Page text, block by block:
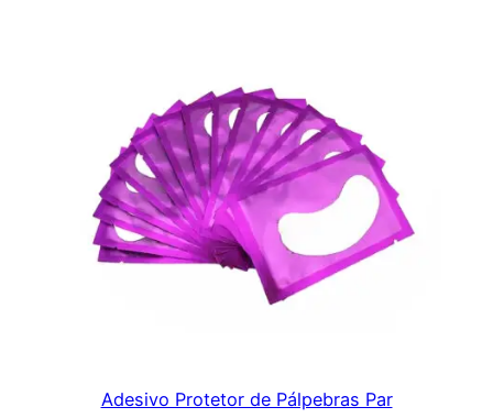
Adesivo Protetor de Pálpebras Par